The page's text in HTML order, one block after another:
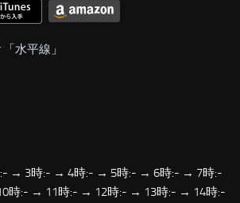
「水平線 」
→ 3時:- → 4時:- → 5時:- → 6時:- → 7時:-
時:- → 11時:- → 12時:- → 13時:- → 14時:-